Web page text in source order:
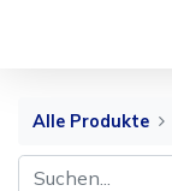
Alle Produkte